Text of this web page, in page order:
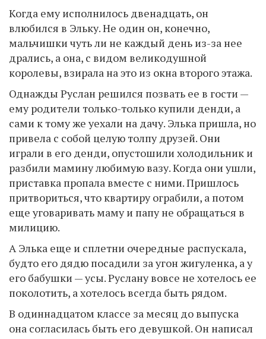
Когда ему исполнилось двенадцать, он
влюбился в Эльку. Не один он, конечно,
мальчишки чуть ли не каждый день из-за нее
дрались, а она, с видом великодушной
королевы, взирала на это из окна второго этажа.
Однажды Руслан решился позвать ее в гости —
ему родители только-только купили денди, а
сами к тому же уехали на дачу. Элька пришла, но
привела с собой целую толпу друзей. Они
играли в его денди, опустошили холодильник и
разбили мамину любимую вазу. Когда они ушли,
приставка пропала вместе с ними. Пришлось
притвориться, что квартиру ограбили, а потом
еще уговаривать маму и папу не обращаться в
милицию.
А Элька еще и сплетни очередные распускала,
будто его дядю посадили за угон жигуленка, а у
его бабушки — усы. Руслану вовсе не хотелось ее
поколотить, а хотелось всегда быть рядом.
В одиннадцатом классе за месяц до выпуска
она согласилась быть его девушкой. Он написал